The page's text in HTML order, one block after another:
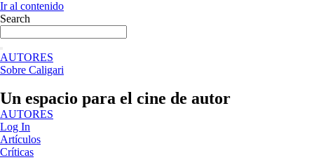
Ir al contenido
Search
AUTORES
Sobre Caligari
Un espacio para el cine de autor
AUTORES
Log In
Artículos
Críticas